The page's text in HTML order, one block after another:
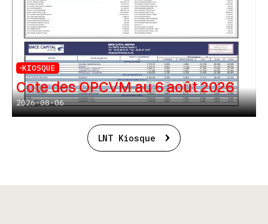
KIOSQUE
Cote des OPCVM au 6 août 2026
2026-08-06
LNT Kiosque